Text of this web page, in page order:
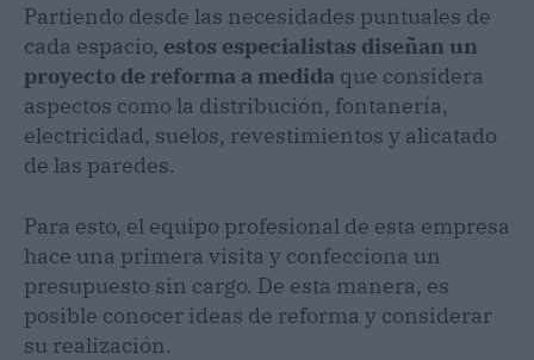
Partiendo desde las necesidades puntuales de
cada espacio, estos especialistas diseñan un
proyecto de reforma a medida que considera
aspectos como la distribución, fontanería,
electricidad, suelos, revestimientos y alicatado
de las paredes.
Para esto, el equipo profesional de esta empresa
hace una primera visita y confecciona un
presupuesto sin cargo. De esta manera, es
posible conocer ideas de reforma y considerar
su realización.